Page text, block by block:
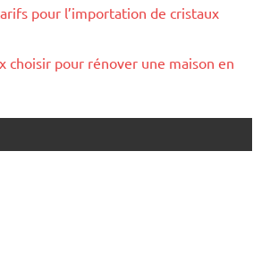
pour l’importation de cristaux
choisir pour rénover une maison en